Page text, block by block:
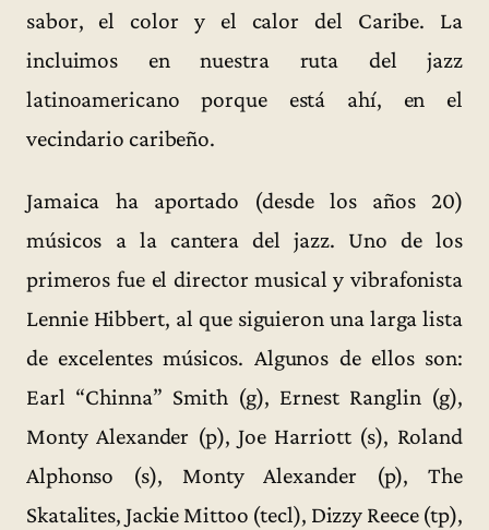
sabor, el color y el calor del Caribe. La
incluimos en nuestra ruta del jazz
latinoamericano porque está ahí, en el
vecindario caribeño.
Jamaica ha aportado (desde los años 20)
músicos a la cantera del jazz. Uno de los
primeros fue el director musical y vibrafonista
Lennie Hibbert, al que siguieron una larga lista
de excelentes músicos. Algunos de ellos son:
Earl “Chinna” Smith (g), Ernest Ranglin (g),
Monty Alexander (p), Joe Harriott (s), Roland
Alphonso (s), Monty Alexander (p), The
Skatalites, Jackie Mittoo (tecl), Dizzy Reece (tp),